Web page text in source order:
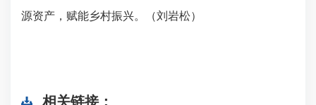
源资产，赋能乡村振兴。（刘岩松）
相关链接：